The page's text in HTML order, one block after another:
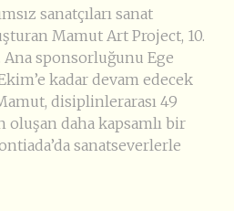
sanatçıları sanat
Mamut Art Project, 10.
Ana sponsorluğunu Ege
kadar devam edecek
disiplinlerarası 49
oluşan daha kapsamlı bir
sanatseverlerle